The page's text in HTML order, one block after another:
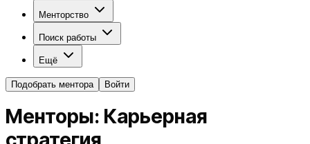
Менторство
Поиск работы
Ещё
Подобрать ментора Войти
Менторы: Карьерная